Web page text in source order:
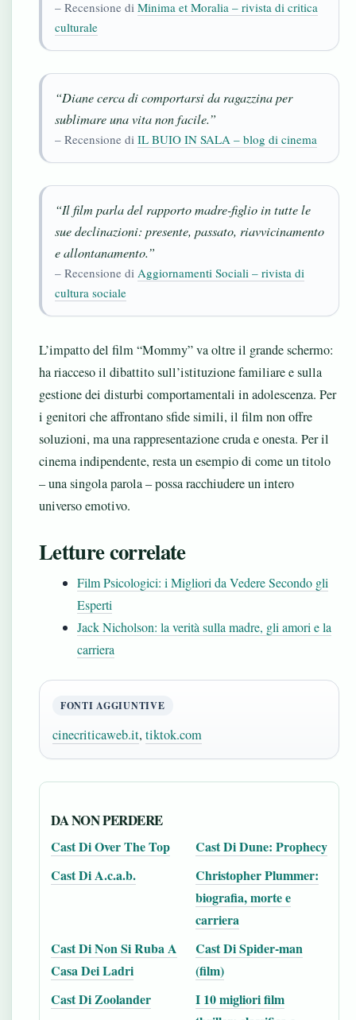
– Recensione di Minima et Moralia – rivista di critica
culturale
“Diane cerca di comportarsi da ragazzina per
sublimare una vita non facile.”
– Recensione di IL BUIO IN SALA – blog di cinema
“Il film parla del rapporto madre-figlio in tutte le
sue declinazioni: presente, passato, riavvicinamento
e allontanamento.”
– Recensione di Aggiornamenti Sociali – rivista di
cultura sociale
L’impatto del film “Mommy” va oltre il grande schermo:
ha riacceso il dibattito sull’istituzione familiare e sulla
gestione dei disturbi comportamentali in adolescenza. Per
i genitori che affrontano sfide simili, il film non offre
soluzioni, ma una rappresentazione cruda e onesta. Per il
cinema indipendente, resta un esempio di come un titolo
– una singola parola – possa racchiudere un intero
universo emotivo.
Letture correlate
Film Psicologici: i Migliori da Vedere Secondo gli
Esperti
Jack Nicholson: la verità sulla madre, gli amori e la
carriera
FONTI AGGIUNTIVE
cinecriticaweb.it, tiktok.com
DA NON PERDERE
Cast Di Over The Top
Cast Di Dune: Prophecy
Cast Di A.c.a.b.
Christopher Plummer:
biografia, morte e
carriera
Cast Di Non Si Ruba A
Casa Dei Ladri
Cast Di Spider-man
(film)
Cast Di Zoolander
I 10 migliori film